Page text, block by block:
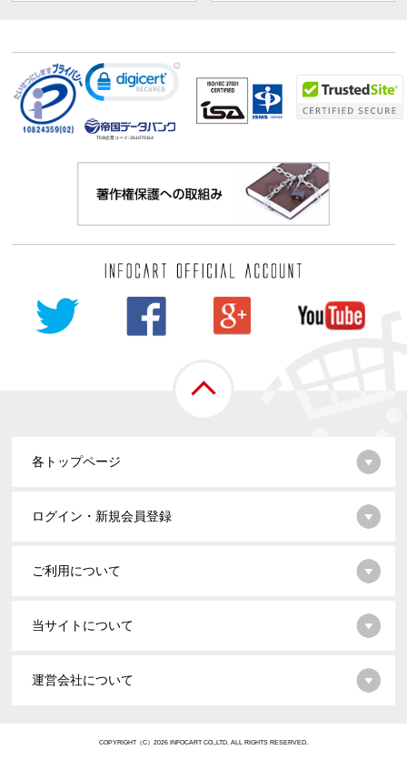
TDB企業コード:261070114
各トップページ
ログイン・新規会員登録
ご利用について
当サイトについて
運営会社について
COPYRIGHT（C）2026 INFOCART CO.,LTD. ALL RIGHTS RESERVED.